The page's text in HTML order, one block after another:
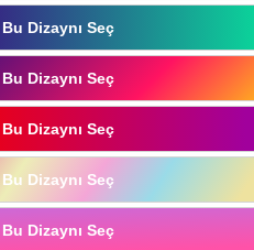
Bu Dizaynı Seç
Bu Dizaynı Seç
Bu Dizaynı Seç
Bu Dizaynı Seç
Bu Dizaynı Seç